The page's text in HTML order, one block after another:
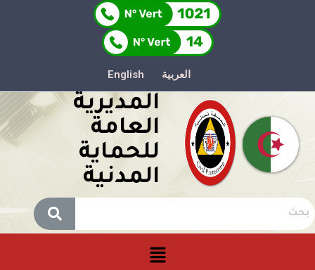
العربية English
المديرية
العامة
للحماية
المدنية